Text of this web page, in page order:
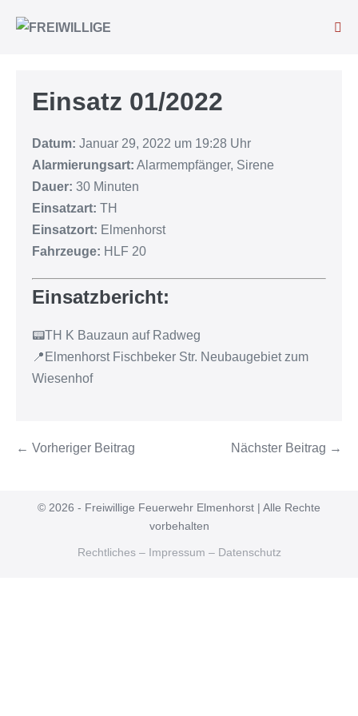
Einsatz 01/2022
Datum: Januar 29, 2022 um 19:28 Uhr
Alarmierungsart: Alarmempfänger, Sirene
Dauer: 30 Minuten
Einsatzart: TH
Einsatzort: Elmenhorst
Fahrzeuge: HLF 20
Einsatzbericht:
📟TH K Bauzaun auf Radweg
📍Elmenhorst Fischbeker Str. Neubaugebiet zum
Wiesenhof
← Vorheriger Beitrag Nächster Beitrag →
© 2026 - Freiwillige Feuerwehr Elmenhorst | Alle Rechte
vorbehalten
Rechtliches – Impressum – Datenschutz